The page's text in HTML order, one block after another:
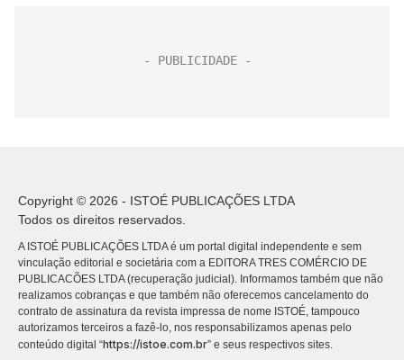
Copyright © 2026 - ISTOÉ PUBLICAÇÕES LTDA
Todos os direitos reservados.
A ISTOÉ PUBLICAÇÕES LTDA é um portal digital independente e sem
vinculação editorial e societária com a EDITORA TRES COMÉRCIO DE
PUBLICACÕES LTDA (recuperação judicial). Informamos também que não
realizamos cobranças e que também não oferecemos cancelamento do
contrato de assinatura da revista impressa de nome ISTOÉ, tampouco
autorizamos terceiros a fazê-lo, nos responsabilizamos apenas pelo
conteúdo digital “https://istoe.com.br” e seus respectivos sites.